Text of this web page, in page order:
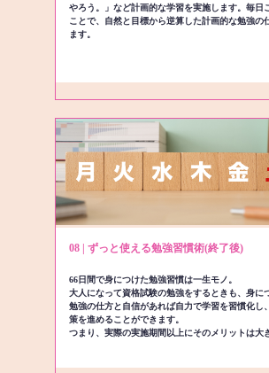
やろう。」など計画的な学習を実施します。毎日
ことで、自然と目標から逆算した計画的な勉強の
ます。
08 | ずっと使える勉強習慣術(終了後)
66日間で身につけた勉強習慣は一生モノ。
大人になって資格試験の勉強をするときも、身に
勉強の仕方と自信があれば自力で学習を習慣化し
策を進めることができます。
つまり、実際の実施期間以上にそのメリットは大